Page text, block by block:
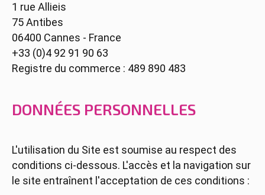
1 rue Allieis
75 Antibes
06400 Cannes - France
+33 (0)4 92 91 90 63
Registre du commerce : 489 890 483
DONNÉES PERSONNELLES
L'utilisation du Site est soumise au respect des
conditions ci-dessous. L'accès et la navigation sur
le site entraînent l'acceptation de ces conditions :